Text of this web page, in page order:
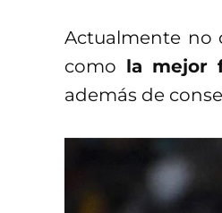
Actualmente no
como la mejor
además de